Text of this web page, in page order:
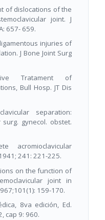
of dislocations of the
joint. J
657- 659.
injuries of
J Bone Joint Surg
Tratament of
Bull Hosp. JT Dis
separation:
gynecol. obstet.
acromioclavicular
241: 221-225.
on the function of
joint in
159-170.
8va edición, Ed.
cap 9: 960.